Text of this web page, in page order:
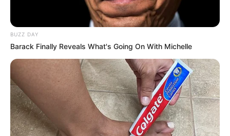
BUZZ DAY
Barack Finally Reveals What's Going On With Michelle